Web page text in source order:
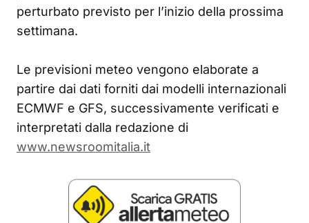
perturbato previsto per l’inizio della prossima
settimana.
Le previsioni meteo vengono elaborate a
partire dai dati forniti dai modelli internazionali
ECMWF e GFS, successivamente verificati e
interpretati dalla redazione di
www.newsroomitalia.it